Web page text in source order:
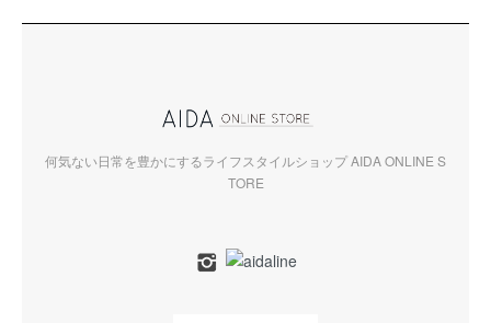
何気ない日常を豊かにするライフスタイルショップ AIDA ONLINE S
TORE